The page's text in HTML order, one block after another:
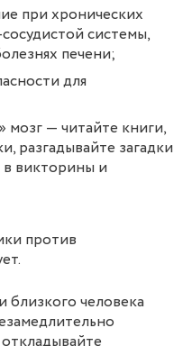
при хронических
системы,
печени;
для
мозг — читайте книги,
разгадывайте загадки
в викторины и
против
близкого человека